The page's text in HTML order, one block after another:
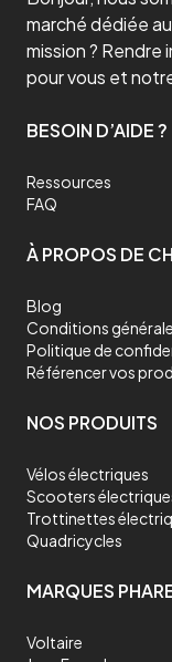
marché dédiée
mission ?
pour vous et
BESOIN D’AIDE ?
Ressources
FAQ
À PROPOS DE
Blog
Conditions
Politique de
Référencer vos
NOS PRODUITS
Vélos électriques
Scooters
Trottinettes
Quadricycles
MARQUES
Voltaire